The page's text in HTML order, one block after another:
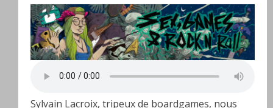
Sylvain Lacroix, tripeux de boardgames, nous